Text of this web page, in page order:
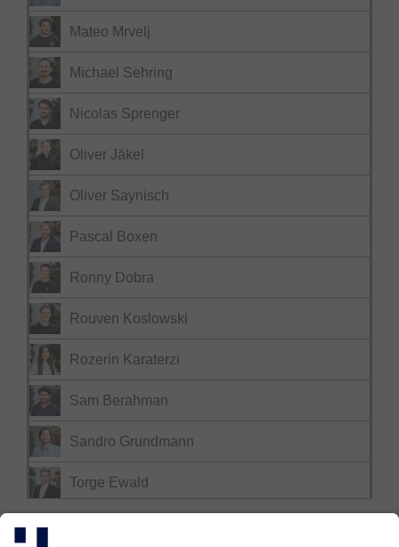
Mateo Mrvelj
Michael Sehring
Nicolas Sprenger
Oliver Jäkel
Oliver Saynisch
Pascal Boxen
Ronny Dobra
Rouven Koslowski
Rozerin Karaterzi
Sam Berahman
Sandro Grundmann
Torge Ewald